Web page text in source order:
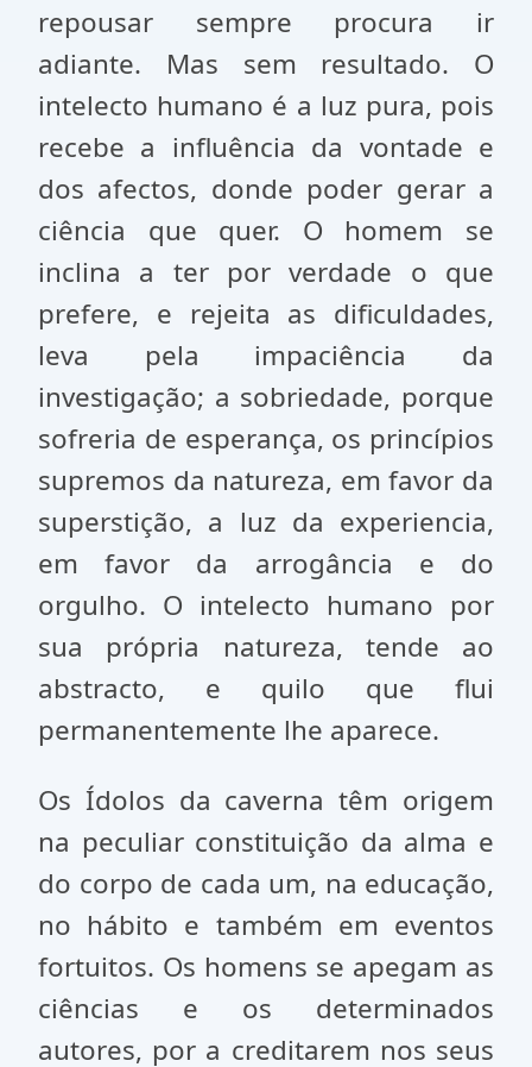
repousar sempre procura ir
adiante. Mas sem resultado. O
intelecto humano é a luz pura, pois
recebe a influência da vontade e
dos afectos, donde poder gerar a
ciência que quer. O homem se
inclina a ter por verdade o que
prefere, e rejeita as dificuldades,
leva pela impaciência da
investigação; a sobriedade, porque
sofreria de esperança, os princípios
supremos da natureza, em favor da
superstição, a luz da experiencia,
em favor da arrogância e do
orgulho. O intelecto humano por
sua própria natureza, tende ao
abstracto, e quilo que flui
permanentemente lhe aparece.
Os Ídolos da caverna têm origem
na peculiar constituição da alma e
do corpo de cada um, na educação,
no hábito e também em eventos
fortuitos. Os homens se apegam as
ciências e os determinados
autores, por a creditarem nos seus